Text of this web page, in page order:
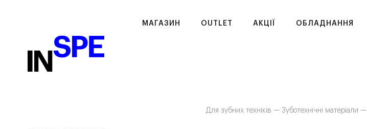
МАГАЗИН OUTLET АКЦІЇ ОБЛАДНАННЯ
Для зубних техніків —Зуботехнічні матеріали —